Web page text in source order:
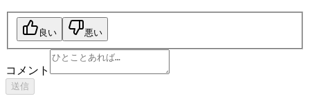
良い 悪い
コメント
送信